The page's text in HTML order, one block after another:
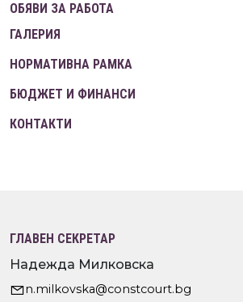
ОБЯВИ ЗА РАБОТА
ГАЛЕРИЯ
НОРМАТИВНА РАМКА
БЮДЖЕТ И ФИНАНСИ
КОНТАКТИ
ГЛАВЕН СЕКРЕТАР
Надежда Милковска
n.milkovska@constcourt.bg